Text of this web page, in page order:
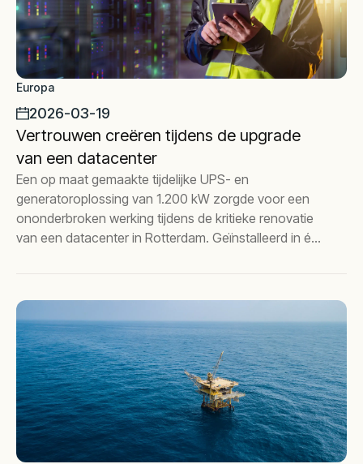
Europa
2026-03-19
Vertrouwen creëren tijdens de upgrade
van een datacenter
Een op maat gemaakte tijdelijke UPS- en
generatoroplossing van 1.200 kW zorgde voor een
ononderbroken werking tijdens de kritieke renovatie
van een datacenter in Rotterdam. Geïnstalleerd in één
betrouwbaarheid op de lange termijn.